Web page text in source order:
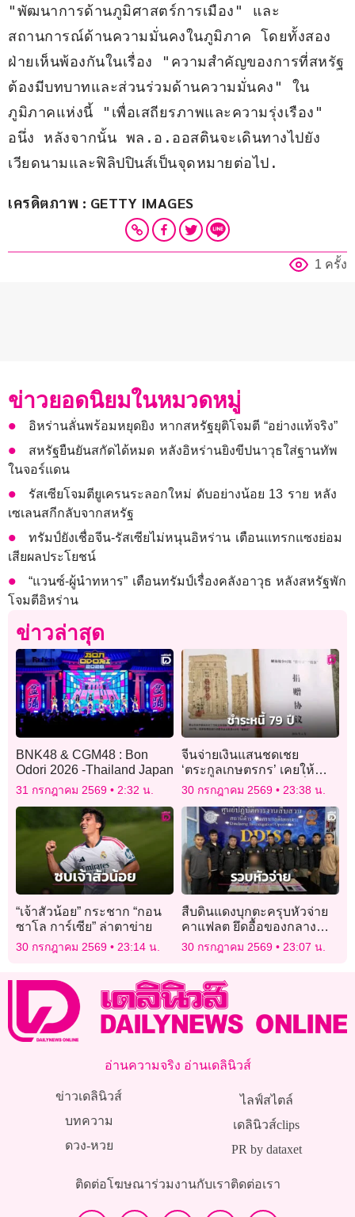
"พัฒนาการด้านภูมิศาสตร์การเมือง" และ
สถานการณ์ด้านความมั่นคงในภูมิภาค โดยทั้งสอง
ฝ่ายเห็นพ้องกันในเรื่อง "ความสำคัญของการที่สหรัฐ
ต้องมีบทบาทและส่วนร่วมด้านความมั่นคง" ใน
ภูมิภาคแห่งนี้ "เพื่อเสถียรภาพและความรุ่งเรือง"
อนึ่ง หลังจากนั้น พล.อ.ออสตินจะเดินทางไปยัง
เวียดนามและฟิลิปปินส์เป็นจุดหมายต่อไป.
เครดิตภาพ : GETTY IMAGES
1 ครั้ง
ข่าวยอดนิยมในหมวดหมู่
อิหร่านลั่นพร้อมหยุดยิง หากสหรัฐยุติโจมตี “อย่างแท้จริง”
สหรัฐยืนยันสกัดได้หมด หลังอิหร่านยิงขีปนาวุธใส่ฐานทัพ
ในจอร์แดน
รัสเซียโจมตียูเครนระลอกใหม่ ดับอย่างน้อย 13 ราย หลัง
เซเลนสกีกลับจากสหรัฐ
ทรัมป์ยังเชื่อจีน-รัสเซียไม่หนุนอิหร่าน เตือนแทรกแซงย่อม
เสียผลประโยชน์
“แวนซ์-ผู้นำทหาร” เตือนทรัมป์เรื่องคลังอาวุธ หลังสหรัฐพัก
โจมตีอิหร่าน
ข่าวล่าสุด
BNK48 & CGM48 : Bon
Odori 2026 -Thailand Japan
31 กรกฎาคม 2569 2:32 น.
จีนจ่ายเงินแสนชดเชย
‘ตระกูลเกษตรกร’ เคยให้
กองทัพ ‘ยืมข้าวสาร’ เมื่อ 79
30 กรกฎาคม 2569 23:38 น.
“เจ้าสัวน้อย” กระชาก “กอน
ซาโล การ์เซีย” ล่าตาข่าย
30 กรกฎาคม 2569 23:14 น.
สืบดินแดงบุกตะครุบหัวจ่าย
คาแฟลต ยึดอื้อของกลาง
ยาบ้า-เงินสด
30 กรกฎาคม 2569 23:07 น.
อ่านความจริง อ่านเดลินิวส์
ข่าวเดลินิวส์
บทความ
ดวง-หวย
ไลฟ์สไตล์
เดลินิวส์clips
PR by dataxet
ติดต่อโฆษณาร่วมงานกับเราติดต่อเรา